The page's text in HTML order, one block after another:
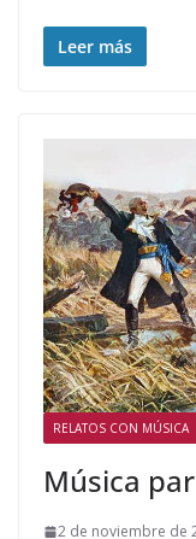
Leer más
RELATOS CON MÚSICA
Música
2 de noviembre de